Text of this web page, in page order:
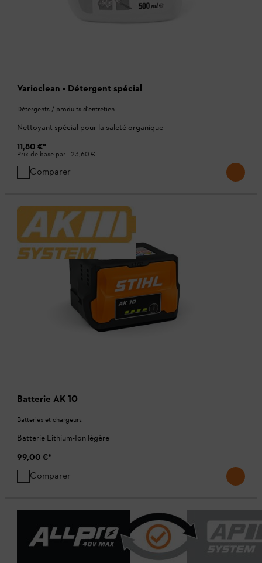
Varioclean - Détergent spécial
Détergents / produits d'entretien
Nettoyant spécial pour la saleté organique
11,80 €*
Prix de base par l 23,60 €
Comparer
Batterie AK 10
Batteries et chargeurs
Batterie Lithium-Ion légère
99,00 €*
Comparer